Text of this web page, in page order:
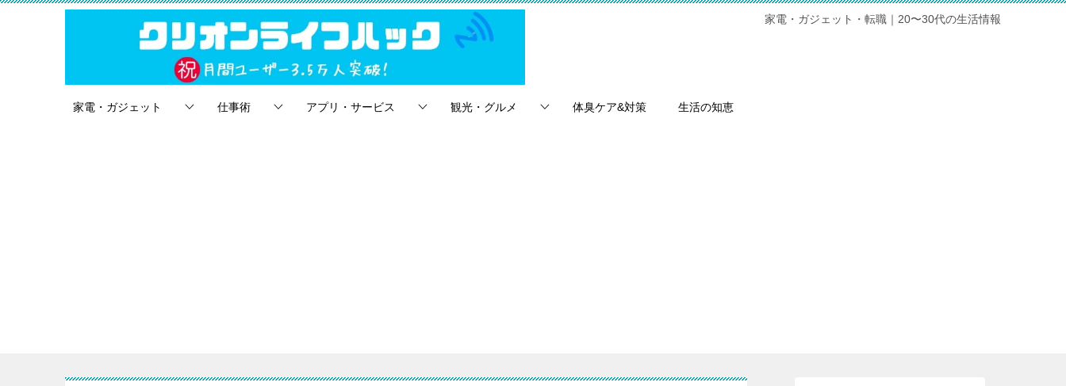
家電・ガジェット・転職｜20〜30代の生活情報
家電・ガジェット 仕事術 アプリ・サービス 観光・グルメ 体臭ケア&対策 生活の知恵